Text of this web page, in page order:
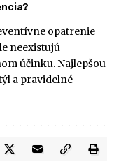
opatrenie
neexistujú
účinku. Najlepšou
a pravidelné